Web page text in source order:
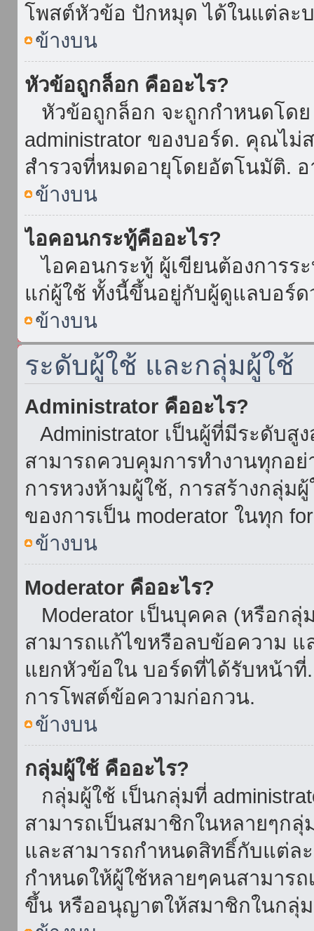
โพสต์หัวข้อ ปักหมุด ได้ในแต่ละ
ข้างบน
หัวข้อถูกล็อก คืออะไร?
หัวข้อถูกล็อก จะถูกกำหนดโดย
administrator ของบอร์ด. คุณไ
สำรวจที่หมดอายุโดยอัตโนมัติ.
ข้างบน
ไอคอนกระทู้คืออะไร?
ไอคอนกระทู้ ผู้เขียนต้องการร
แก่ผู้ใช้ ทั้งนี้ขึ้นอยู่กับผู้ดูแลบอร์
ข้างบน
ระดับผู้ใช้ และกลุ่มผู้ใช้
Administrator คืออะไร?
Administrator เป็นผู้ที่มีระดับ
สามารถควบคุมการทำงานทุกอ
การหวงห้ามผู้ใช้, การสร้างกลุ่ม
ของการเป็น moderator ในทุก
ข้างบน
Moderator คืออะไร?
Moderator เป็นบุคคล (หรือก
สามารถแก้ไขหรือลบข้อความ แ
แยกหัวข้อใน บอร์ดที่ได้รับหน้าที่
การโพสต์ข้อความก่อกวน.
ข้างบน
กลุ่มผู้ใช้ คืออะไร?
กลุ่มผู้ใช้ เป็นกลุ่มที่
สามารถเป็นสมาชิกในหลายๆก
และสามารถกำหนดสิทธิ์กับแต่ล
กำหนดให้ผู้ใช้หลายๆคนสามารถ
ขึ้น หรืออนุญาตให้สมาชิกในกลุ่ม